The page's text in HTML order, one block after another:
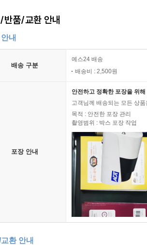
반품/교환 안내
내
배송 구분
예스24 배송
배송비 : 2,500원
포장 안내
안전하고 정확한 포장을 위
고객님께 배송되는 모든 상
목적 : 안전한 포장 관리
촬영범위 : 박스 포장 작업
환 안내